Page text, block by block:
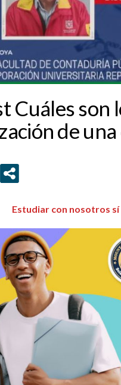
Cuáles
de
Estudiar con nosotros